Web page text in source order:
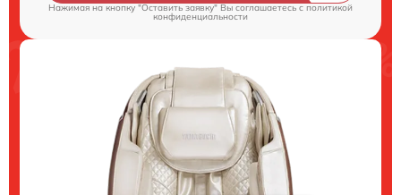
Нажимая на кнопку "Оставить заявку" Вы соглашаетесь cполитикой
конфиденциальности